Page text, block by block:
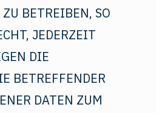
BETREIBEN, SO
JEDERZEIT
DIE
BETREFFENDER
DATEN ZUM